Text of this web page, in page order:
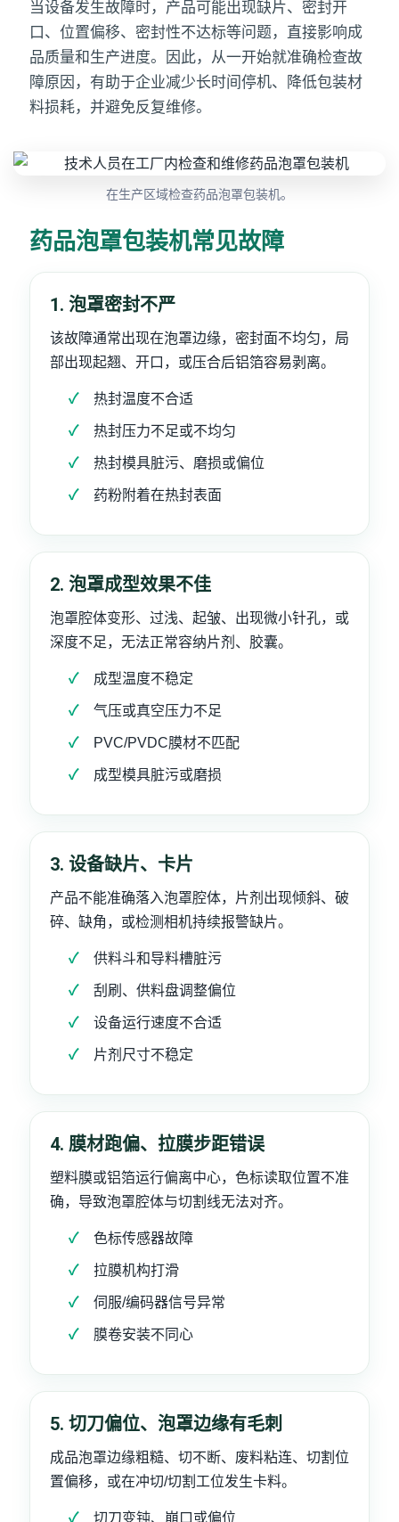
当设备发生故障时，产品可能出现缺片、密封开
口、位置偏移、密封性不达标等问题，直接影响成
品质量和生产进度。因此，从一开始就准确检查故
障原因，有助于企业减少长时间停机、降低包装材
料损耗，并避免反复维修。
在生产区域检查药品泡罩包装机。
药品泡罩包装机常见故障
1. 泡罩密封不严
该故障通常出现在泡罩边缘，密封面不均匀，局
部出现起翘、开口，或压合后铝箔容易剥离。
热封温度不合适
热封压力不足或不均匀
热封模具脏污、磨损或偏位
药粉附着在热封表面
2. 泡罩成型效果不佳
泡罩腔体变形、过浅、起皱、出现微小针孔，或
深度不足，无法正常容纳片剂、胶囊。
成型温度不稳定
气压或真空压力不足
PVC/PVDC膜材不匹配
成型模具脏污或磨损
3. 设备缺片、卡片
产品不能准确落入泡罩腔体，片剂出现倾斜、破
碎、缺角，或检测相机持续报警缺片。
供料斗和导料槽脏污
刮刷、供料盘调整偏位
设备运行速度不合适
片剂尺寸不稳定
4. 膜材跑偏、拉膜步距错误
塑料膜或铝箔运行偏离中心，色标读取位置不准
确，导致泡罩腔体与切割线无法对齐。
色标传感器故障
拉膜机构打滑
伺服/编码器信号异常
膜卷安装不同心
5. 切刀偏位、泡罩边缘有毛刺
成品泡罩边缘粗糙、切不断、废料粘连、切割位
置偏移，或在冲切/切割工位发生卡料。
切刀变钝、崩口或偏位